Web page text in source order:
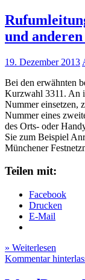
und
19. Dezember 2013
Bei den erwähnten
Kurzwahl 3311. An
Nummer einsetzen,
Nummer eines
des Orts- oder
Sie zum Beispiel
Münchener
Teilen mit:
Facebook
Drucken
E-Mail
» Weiterlesen
Kommentar